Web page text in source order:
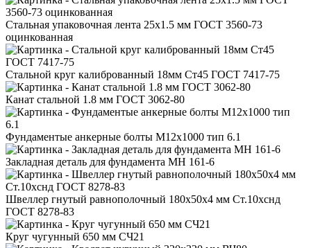
Стальная упаковочная лента 25x1.5 мм ГОСТ 3560-73
оцинкованная
Стальной круг калиброванный 18мм Ст45 ГОСТ 7417-75
Канат стальной 1.8 мм ГОСТ 3062-80
Фундаментые анкерные болты М12x1000 тип 6.1
Закладная деталь для фундамента МН 161-6
Швеллер гнутый равнополочный 180x50x4 мм Ст.10хснд
ГОСТ 8278-83
Круг чугунный 650 мм СЧ21